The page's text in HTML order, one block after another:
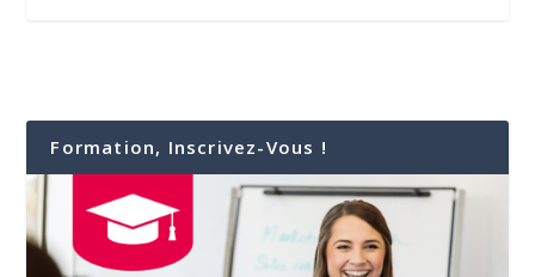
Formation, Inscrivez-Vous !